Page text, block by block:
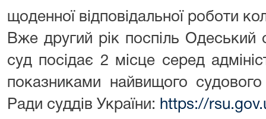
щоденної відповідальної роботи
Вже другий рік поспіль Одеський
суд посідає 2 місце серед
показниками найвищого
Ради суддів України: https://